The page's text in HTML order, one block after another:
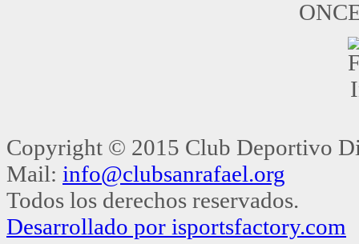
Copyright © 2015 Club Deportivo
Mail: info@clubsanrafael.org
Todos los derechos reservados.
Desarrollado por isportsfactory.com